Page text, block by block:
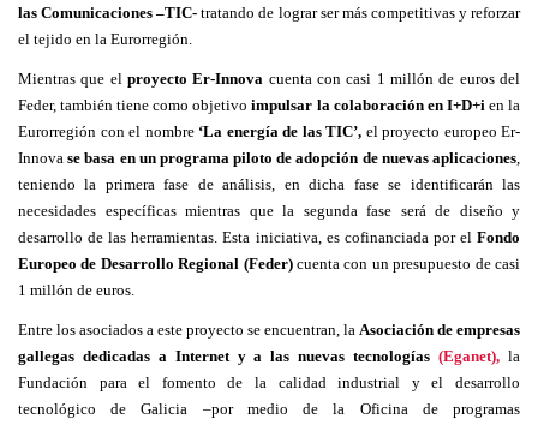
las Comunicaciones –TIC- tratando de lograr ser más competitivas y reforzar
el tejido en la Eurorregión.
Mientras que el proyecto Er-Innova cuenta con casi 1 millón de euros del
Feder, también tiene como objetivoimpulsar la colaboración en I+D+ien la
Eurorregión con el nombre ‘La energía de las TIC’, el proyecto europeo Er-
Innovase basa en un programa piloto de adopción de nuevas aplicaciones,
teniendo la primera fase de análisis, en dicha fase se identificarán las
necesidades específicas mientras que la segunda fase será de diseño y
desarrollo de las herramientas. Esta iniciativa, es cofinanciada por el Fondo
Europeo de Desarrollo Regional (Feder)cuenta con un presupuesto de casi
1 millón de euros.
Entre los asociados a este proyecto se encuentran, la Asociación de empresas
gallegas dedicadas a Internet y a las nuevas tecnologías(Eganet), la
Fundación para el fomento de la calidad industrial y el desarrollo
tecnológico de Galicia –por medio de la Oficina de programas